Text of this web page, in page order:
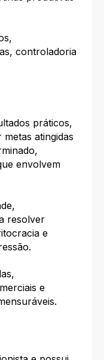
controladoria
práticos,
atingidas
envolvem
resolver
e
e